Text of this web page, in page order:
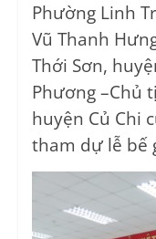
Phường Linh
Vũ Thanh
Thới Sơn,
Phương –Chủ
huyện Củ Chi
tham dự lễ bế